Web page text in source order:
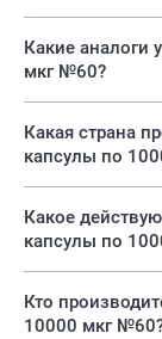
Какие аналоги
мкг №60?
Какая страна
капсулы по
Какое
капсулы по
Кто
10000 мкг